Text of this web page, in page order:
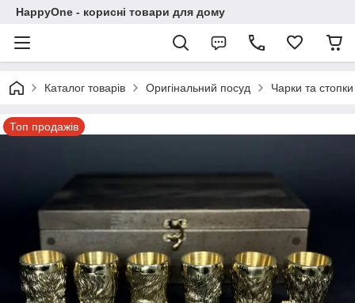
HappyOne - корисні товари для дому
Каталог товарів Оригінальний посуд Чарки та стопки
Топ продажів